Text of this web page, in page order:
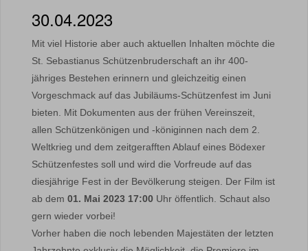
30.04.2023
Mit viel Historie aber auch aktuellen Inhalten möchte die
St. Sebastianus Schützenbruderschaft an ihr 400-
jähriges Bestehen erinnern und gleichzeitig einen
Vorgeschmack auf das Jubiläums-Schützenfest im Juni
bieten. Mit Dokumenten aus der frühen Vereinszeit,
allen Schützenkönigen und -königinnen nach dem 2.
Weltkrieg und dem zeitgerafften Ablauf eines Bödexer
Schützenfestes soll und wird die Vorfreude auf das
diesjährige Fest in der Bevölkerung steigen. Der Film ist
ab dem 01. Mai 2023 17:00 Uhr öffentlich. Schaut also
gern wieder vorbei!
Vorher haben die noch lebenden Majestäten der letzten